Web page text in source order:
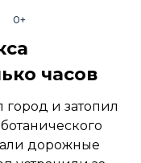
0+
часов
город и затопил
дорожные